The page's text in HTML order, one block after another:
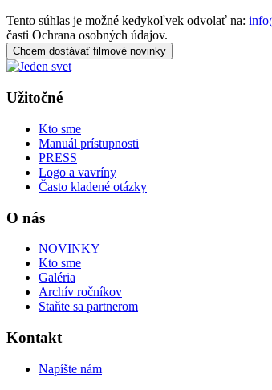
Tento súhlas je možné kedykoľvek odvolať na:
časti Ochrana osobných údajov.
Chcem dostávať filmové novinky
Užitočné
Kto sme
Manuál prístupnosti
PRESS
Logo a vavríny
Často kladené otázky
O nás
NOVINKY
Kto sme
Galéria
Archív ročníkov
Staňte sa partnerom
Kontakt
Napíšte nám